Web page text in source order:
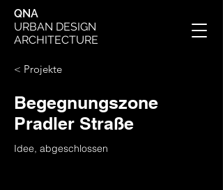
QNA
URBAN DESIGN
ARCHITECTURE
< Projekte
Begegnungszone
Pradler Straße
Idee, abgeschlossen